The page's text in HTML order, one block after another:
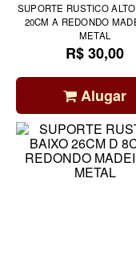
SUPORTE RUSTICO ALTO 29CM D
20CM A REDONDO MADEIRA E
METAL
R$ 30,00
Alugar